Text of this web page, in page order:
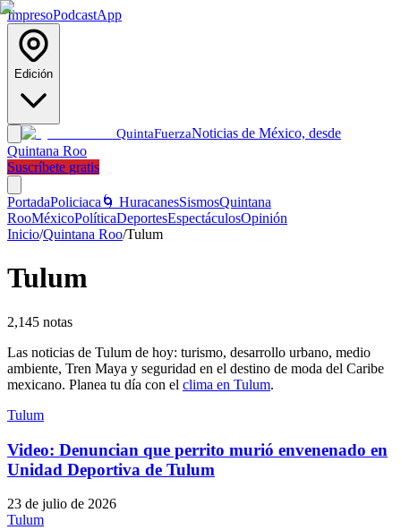
ImpresoPodcastApp
Edición
QuintaFuerzaNoticias de México, desde
Quintana Roo
Suscríbete gratis
PortadaPoliciaca 🌀 HuracanesSismosQuintana
RooMéxicoPolíticaDeportesEspectáculosOpinión
Inicio/Quintana Roo/Tulum
Tulum
2,145 notas
Las noticias de Tulum de hoy: turismo, desarrollo urbano, medio
ambiente, Tren Maya y seguridad en el destino de moda del Caribe
mexicano. Planea tu día con el clima en Tulum.
Tulum
Video: Denuncian que perrito murió envenenado en
Unidad Deportiva de Tulum
23 de julio de 2026
Tulum